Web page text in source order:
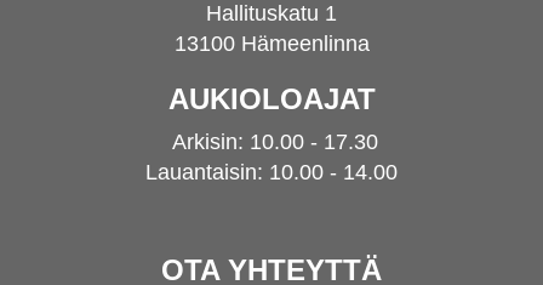
Hallituskatu 1
13100 Hämeenlinna
AUKIOLOAJAT
Arkisin: 10.00 - 17.30
Lauantaisin: 10.00 - 14.00
OTA YHTEYTTÄ